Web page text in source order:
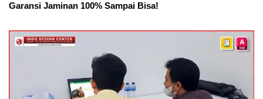
Garansi Jaminan 100% Sampai Bisa!